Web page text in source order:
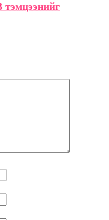
тэмцээнийг